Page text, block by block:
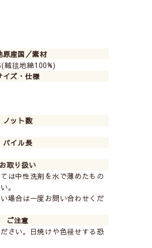
こちらのサイズはお取り扱いが
んわり柔らかく沈みこむような心
に見え独特な雰囲気を醸し出して
原産国／素材
絨毯地綿100%)
イズ・仕様
ノット数
パイル長
お取り扱い
は中性洗剤を水で薄めたもの
。
場合は一度お問い合わせくだ
ご注意
さい。日焼けや色褪せする恐